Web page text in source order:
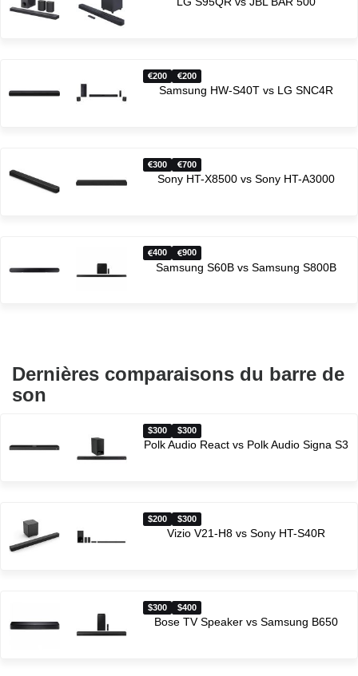
200 200
Samsung HW-S40T vs LG SNC4R
300 700
Sony HT-X8500 vs Sony HT-A3000
400 900
Samsung S60B vs Samsung S800B
Dernières comparaisons du barre de
son
$300 $300
Polk Audio React vs Polk Audio Signa S3
$200 $300
Vizio V21-H8 vs Sony HT-S40R
$300 $400
Bose TV Speaker vs Samsung B650